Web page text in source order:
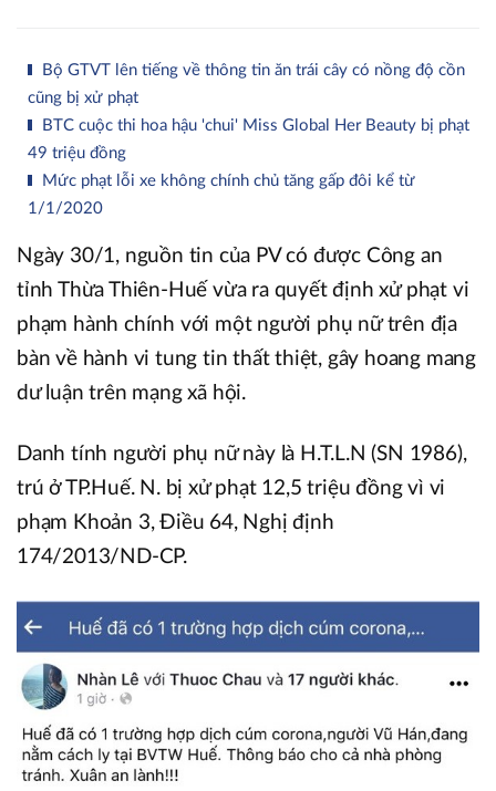
Bộ GTVT lên tiếng về thông tin ăn trái cây có nồng độ cồn
cũng bị xử phạt
BTC cuộc thi hoa hậu 'chui' Miss Global Her Beauty bị phạt
49 triệu đồng
Mức phạt lỗi xe không chính chủ tăng gấp đôi kể từ
1/1/2020
Ngày 30/1, nguồn tin của PV có được Công an
tỉnh Thừa Thiên-Huế vừa ra quyết định xử phạt vi
phạm hành chính với một người phụ nữ trên địa
bàn về hành vi tung tin thất thiệt, gây hoang mang
dư luận trên mạng xã hội.
Danh tính người phụ nữ này là H.T.L.N (SN 1986),
trú ở TP.Huế. N. bị xử phạt 12,5 triệu đồng vì vi
phạm Khoản 3, Điều 64, Nghị định
174/2013/ND-CP.